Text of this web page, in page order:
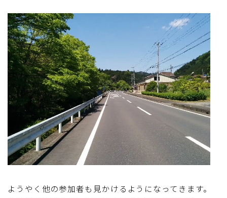
iGPSPORT
カステリ
ブルベ装備
ディスクブレーキ
Di2関連
ブルべレポート2025
ブルべレポート2024
ようやく他の参加者も見かけるようになってきます。